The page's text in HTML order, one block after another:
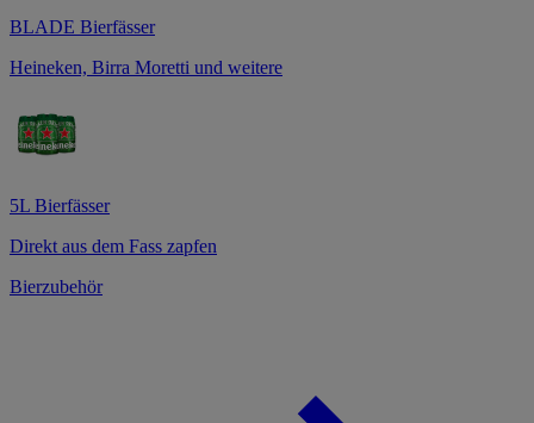
BLADE Bierfässer
Heineken, Birra Moretti und weitere
5L Bierfässer
Direkt aus dem Fass zapfen
Bierzubehör